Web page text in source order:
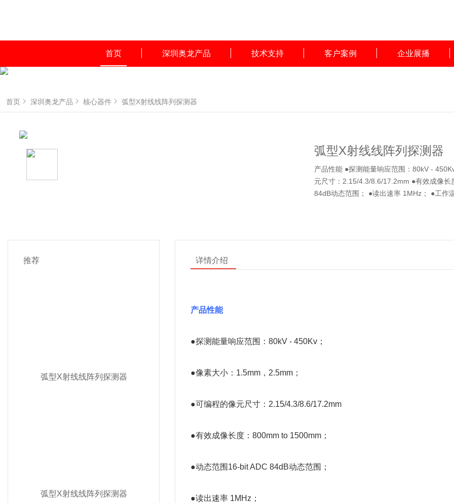
首页 深圳奥龙产品 技术支持 客户案例 企业展播
首页 深圳奥龙产品 核心器件 弧型X射线线阵列探测器
弧型X射线线阵列探测器
产品性能 ●探测能量响应范围：80kV -
元尺寸：2.15/4.3/8.6/17.2mm ●有效成像
84dB动态范围； ●读出速率 1MHz； ●工作
推荐
弧型X射线线阵列探测器
弧型X射线线阵列探测器
详情介绍
产品性能
●探测能量响应范围：80kV - 450Kv；
●像素大小：1.5mm，2.5mm；
●可编程的像元尺寸：2.15/4.3/8.6/17.2mm
●有效成像长度：800mm to 1500mm；
●动态范围16-bit ADC 84dB动态范围；
●读出速率 1MHz；